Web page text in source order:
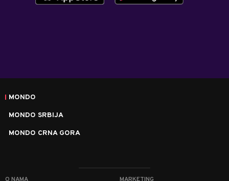
MONDO
MONDO SRBIJA
MONDO CRNA GORA
O NAMA MARKETING